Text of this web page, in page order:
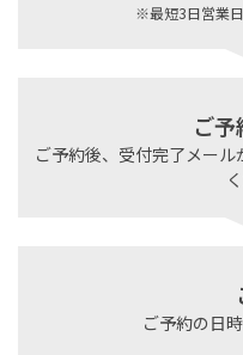
※最短3日営業日
ご
ご予約後、受付完了メー
ご予約の日